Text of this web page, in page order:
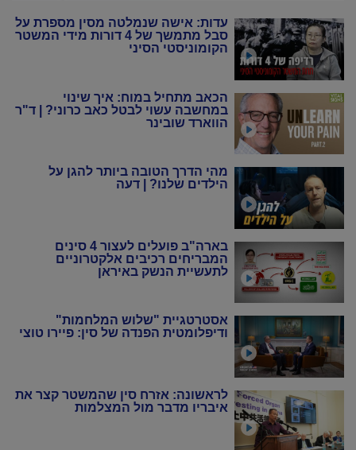
עדות: אישה שנמלטה מסין מספרת על
סבל מתמשך של 4 דורות מידי המשטר
הקומוניסטי הסיני
הכאב מתחיל במוח: איך שינוי
במחשבה עשוי לבטל כאב כרוני? | ד"ר
הווארד שובינר
מהי הדרך הטובה ביותר להגן על
הילדים שלנו? | דעה
בארה"ב פועלים לעצור 4 סינים
המבריחים רכיבים אלקטרוניים
לתעשיית הנשק באיראן
אסטרטגיית "שלוש המלחמות"
ודיפלומטית הפנדה של סין: פיירו טוצי
לראשונה: אזרח סין שהמשטר קצר את
איבריו מדבר מול המצלמות